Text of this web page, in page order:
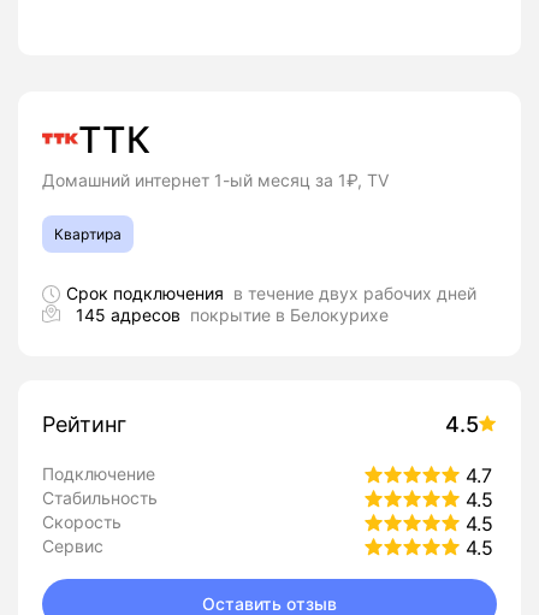
ТТК
Домашний интернет 1-ый месяц за 1₽, TV
Квартира
Срок подключения в течение двух рабочих дней
145 адресов покрытие в Белокурихе
Рейтинг 4.5
Подключение 4.7
Стабильность 4.5
Скорость 4.5
Сервис 4.5
Оставить отзыв